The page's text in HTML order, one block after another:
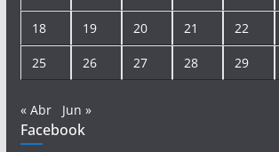
18 19 20 21 22
25 26 27 28 29
« Abr Jun »
Facebook